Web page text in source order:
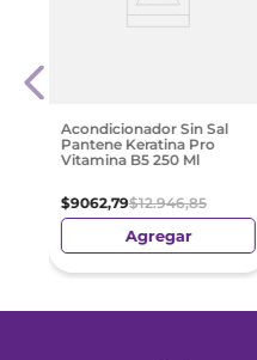
Acondicionador Sin Sal
Pantene Keratina Pro
Vitamina B5 250 Ml
$9062,79$12.946,85
Agregar